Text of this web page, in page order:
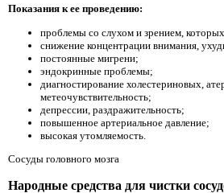
Показания к ее проведению:
проблемы со слухом и зрением,
снижение концентрации внимания,
постоянные мигрени;
эндокринные проблемы;
диагностирование холестериновых,
метеочувствительность;
депрессии, раздражительность;
повышенное артериальное давление;
высокая утомляемость.
Сосуды головного мозга
Народные средства для чистки